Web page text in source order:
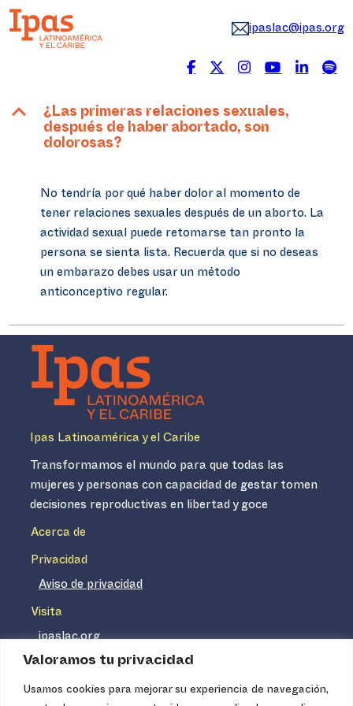
Valoramos tu privacidad
Usamos cookies para mejorar su experiencia de navegación,
ipaslac@ipas.org
B ¿Las primeras relaciones sexuales,
después de haber abortado, son
dolorosas?
No tendría por qué haber dolor al momento de
tener relaciones sexuales después de un aborto. La
actividad sexual puede retomarse tan pronto la
persona se sienta lista. Recuerda que si no deseas
un embarazo debes usar un método
anticonceptivo regular.
Ipas Latinoamérica y el Caribe
Transformamos el mundo para que todas las
mujeres y personas con capacidad de gestar tomen
decisiones reproductivas en libertad y goce
Acerca de
Privacidad
Aviso de privacidad
Visita
ipaslac.org
ipasmexico.org